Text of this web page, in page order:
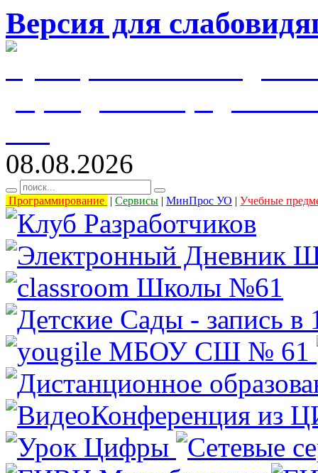
Версия для
08.08.2026
Программирование | Сервисы | МинПрос УО | Учебные